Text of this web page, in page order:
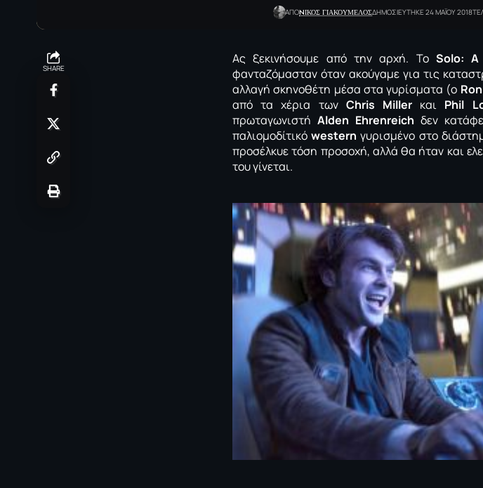
ΑΠΟNΙΚΟΣ ΓΙΑΚΟΥΜΕΛΟΣΔΗΜΟΣΙΕΥΤΗΚΕ 24 ΜΑΪΟΥ 2018
SHARE
Ας ξεκινήσουμε από την αρχή. Το Solo: Α
φανταζόμασταν όταν ακούγαμε για τις
αλλαγή σκηνοθέτη μέσα στα γυρίσματα (o
από τα χέρια των Chris Miller και Phil
πρωταγωνιστή Alden Ehrenreich δεν
παλιομοδίτικόwestern γυρισμένο στο
προσέλκυε τόση προσοχή, αλλά θα ήταν και
του γίνεται.